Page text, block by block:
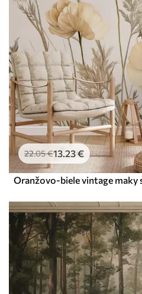
22.05€13.23€